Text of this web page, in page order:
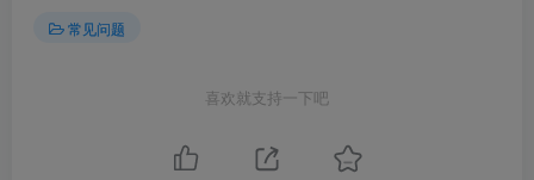
常见问题
喜欢就支持一下吧